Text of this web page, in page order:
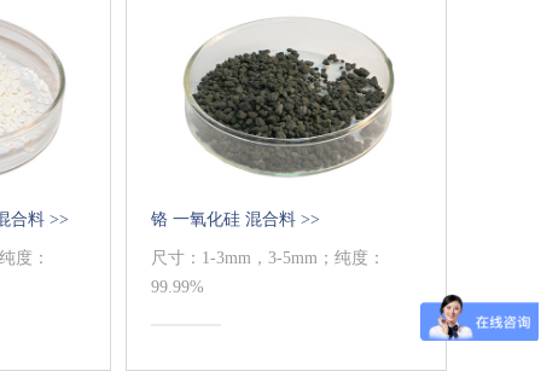
合料 >>
度：
铬 一氧化硅 混合料 >>
尺寸：1-3mm，3-5mm；纯度：
99.99%